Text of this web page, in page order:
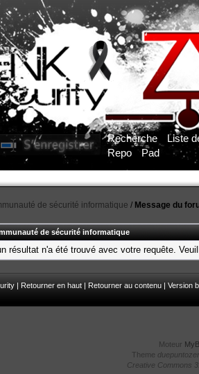
Recherche
Liste
Repo
Pad
de sécurité informatique / Message du
de sécurité informatique
résultat n'a été trouvé avec votre requête.
| Retourner en haut | Retourner au contenu | Version
Moteur
Theme
Creative Commons